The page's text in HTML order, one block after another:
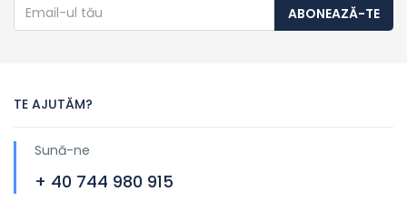
ABONEAZĂ-TE
TE AJUTĂM?
Sună-ne
+ 40 744 980 915